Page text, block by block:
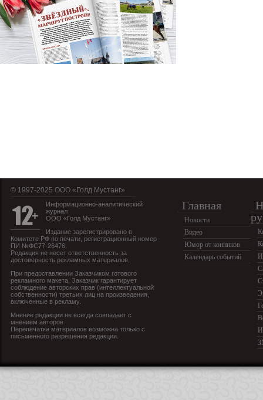
© 1997-2025 OOO «Голд Мустанг»
Информационно-аналитический
журнал
ООО «Голд Мустанг»
Издание зарегистрировано в
Комитете РФ по печати, регистрационный номер
ПИ №ФС77-26476.
Редакция не несет ответственность за
достоверность рекламных материалов.
При предоставлении Заказчиком готового
рекламного макета, Заказчик гарантирует
соблюдение авторских прав (интеллектуальной
собственности) третьих лиц на произведения,
включенные в рекламу.
Мнение редакции не всегда совпадает с
мнением авторов.
Перепечатка материалов возможна только с
письменного разрешения редакции.
Главная
Новости
Видео
Юмор от конников
Календарь событий